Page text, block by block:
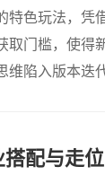
特色玩法，凭
取门槛，使得
维陷入版本迭
配与走